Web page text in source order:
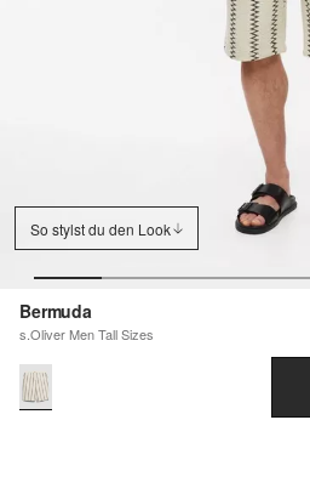
So stylst du den Look
Bermuda
s.Oliver Men Tall Sizes